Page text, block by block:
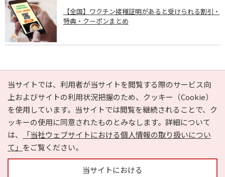
【全国】ワクチン接種証明があると受けられる割引・
特典・クーポンまとめ
PAGE TOP
当サイトでは、利用者が当サイトを閲覧する際のサービス向
上およびサイトの利用状況把握のため、クッキー（Cookie）
を使用しています。当サイトでは閲覧を継続されることで、ク
ッキーの使用に同意されたものとみなします。詳細について
は、
「当社ウェブサイトにおける個人情報の取り扱いについ
て」 をご覧ください。
当サイトにおける
e-NAVITA（イーナビタ）とは？ お気に入り
ヘルプ
利用規約
個人情報の取り扱いについて
運営会社
サイトマップ
広告掲載に関するお問い合わせ